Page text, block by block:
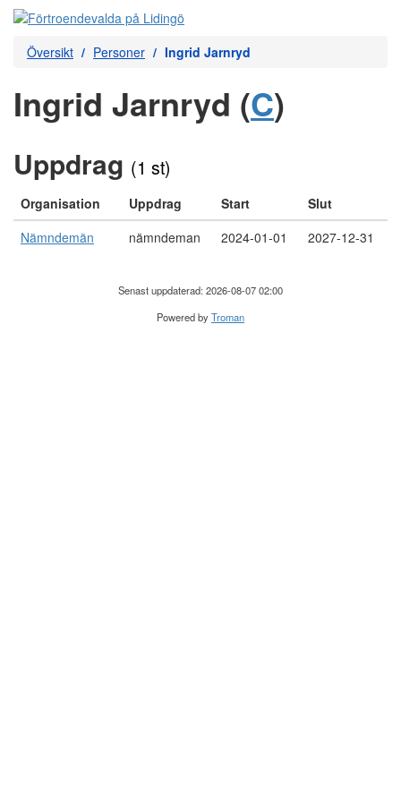
Översikt Personer Ingrid Jarnryd
Ingrid Jarnryd (C)
Uppdrag (1 st)
Organisation Uppdrag Start
Slut
Nämndemän
nämndeman 2024-01-01 2027-12-31
Senast uppdaterad: 2026-08-07 02:00
Powered byTroman